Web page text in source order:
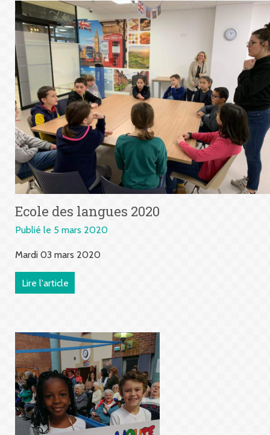
Ecole des langues 2020
Publié le 5 mars 2020
Mardi 03 mars 2020
Lire l'article